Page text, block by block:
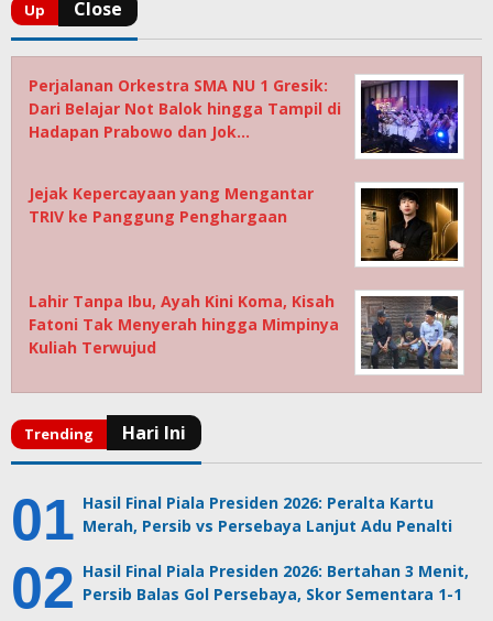
Perjalanan Orkestra SMA NU 1 Gresik:
Dari Belajar Not Balok hingga Tampil di
Hadapan Prabowo dan Jok…
Jejak Kepercayaan yang Mengantar
TRIV ke Panggung Penghargaan
Lahir Tanpa Ibu, Ayah Kini Koma, Kisah
Fatoni Tak Menyerah hingga Mimpinya
Kuliah Terwujud
Hasil Final Piala Presiden 2026: Peralta Kartu
Merah, Persib vs Persebaya Lanjut Adu Penalti
Hasil Final Piala Presiden 2026: Bertahan 3 Menit,
Persib Balas Gol Persebaya, Skor Sementara 1-1